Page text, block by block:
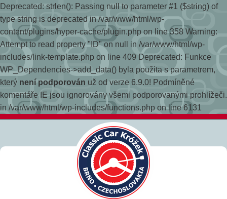
Deprecated: strlen(): Passing null to parameter #1 ($string) of
type string is deprecated in /var/www/html/wp-
content/plugins/hyper-cache/plugin.php on line 358 Warning:
Attempt to read property "ID" on null in /var/www/html/wp-
includes/link-template.php on line 409 Deprecated: Funkce
WP_Dependencies->add_data() byla použita s parametrem,
který není podporován už od verze 6.9.0! Podmíněné
komentáře IE jsou ignorovány všemi podporovanými prohlížeči.
in /var/www/html/wp-includes/functions.php on line 6131